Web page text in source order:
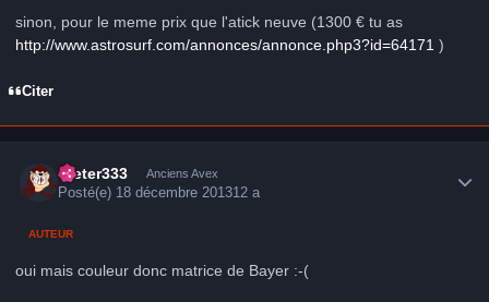
sinon, pour le meme prix que l'atick neuve (1300 € tu as
http://www.astrosurf.com/annonces/annonce.php3?id=64171 )
Citer
Dieter333 Anciens Avex
Posté(e) 18 décembre 201312 a
AUTEUR
oui mais couleur donc matrice de Bayer :-(